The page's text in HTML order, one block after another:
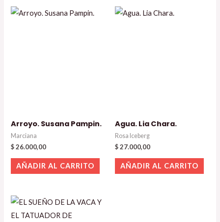
Arroyo. Susana Pampin.
Marciana
$26.000,00
AÑADIR AL CARRITO
Agua. Lia Chara.
Rosa Iceberg
$27.000,00
AÑADIR AL CARRITO